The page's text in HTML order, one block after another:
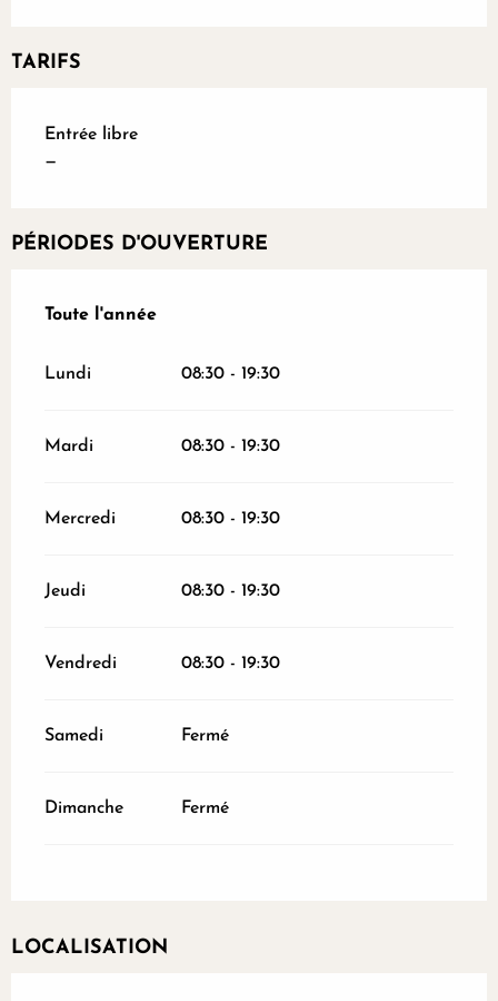
TARIFS
Entrée libre
—
PÉRIODES D'OUVERTURE
Toute l'année
Toute l'année
Lundi 08:30 - 19:30
Mardi 08:30 - 19:30
Mercredi 08:30 - 19:30
Jeudi 08:30 - 19:30
Vendredi 08:30 - 19:30
Samedi Fermé
Dimanche Fermé
LOCALISATION